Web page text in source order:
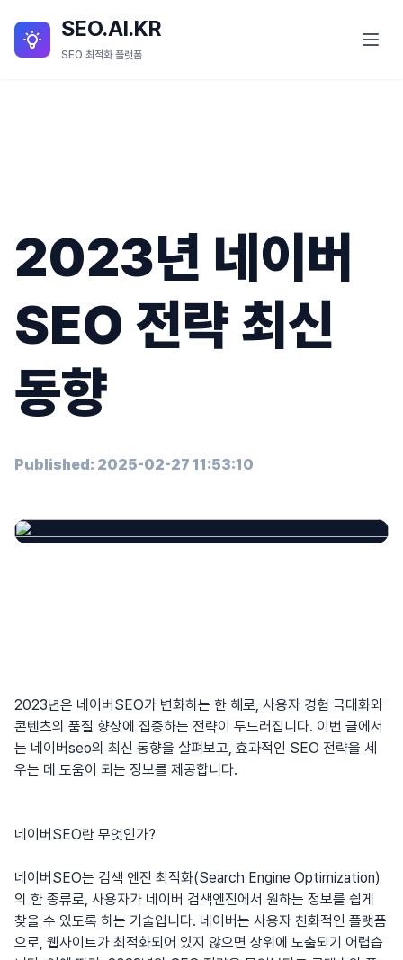
SEO.AI.KR
SEO 최적화 플랫폼
SEO.AI.KR 세부 기능
블로그
2023년 네이버
SEO 전략 최신
동향
Published: 2025-02-27 11:53:10
2023년은 네이버SEO가 변화하는 한 해로, 사용자 경험 극대화와
콘텐츠의 품질 향상에 집중하는 전략이 두드러집니다. 이번 글에서
는 네이버seo의 최신 동향을 살펴보고, 효과적인 SEO 전략을 세
우는 데 도움이 되는 정보를 제공합니다.
네이버SEO란 무엇인가?
네이버SEO는 검색 엔진 최적화(Search Engine Optimization)
의 한 종류로, 사용자가 네이버 검색엔진에서 원하는 정보를 쉽게
찾을 수 있도록 하는 기술입니다. 네이버는 사용자 친화적인 플랫폼
으로, 웹사이트가 최적화되어 있지 않으면 상위에 노출되기 어렵습